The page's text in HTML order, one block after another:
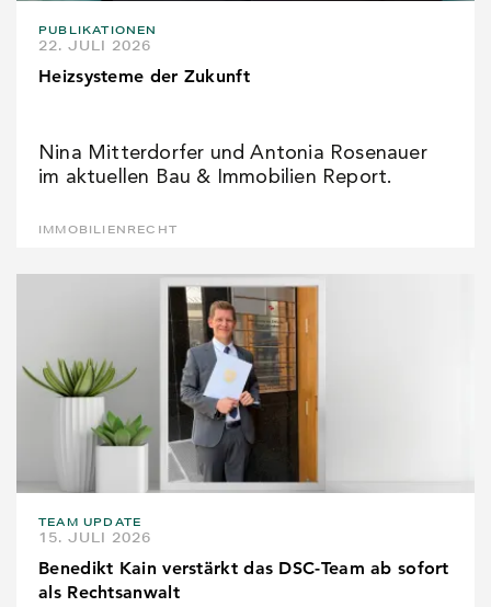
PUBLIKATIONEN
22. JULI 2026
Heizsysteme der Zukunft
Nina Mitterdorfer und Antonia Rosenauer
im aktuellen Bau & Immobilien Report.
IMMOBILIENRECHT
TEAM UPDATE
15. JULI 2026
Benedikt Kain verstärkt das DSC-Team ab sofort
als Rechtsanwalt